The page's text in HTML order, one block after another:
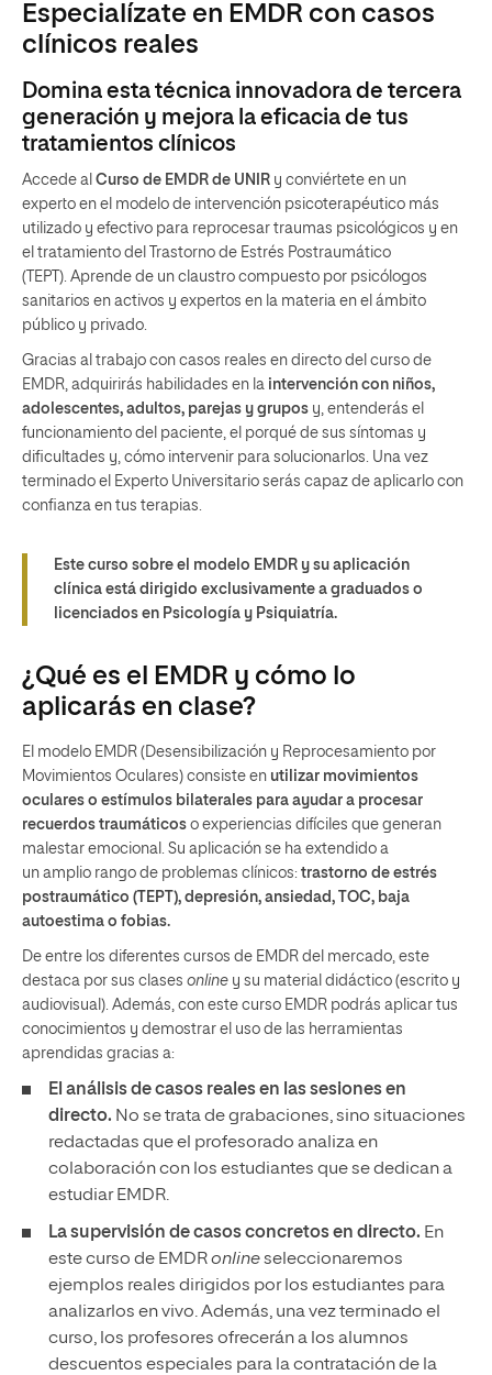
Especialízate en EMDR con casos
clínicos reales
Domina esta técnica innovadora de tercera
generación y mejora la eficacia de tus
tratamientos clínicos
Accede al Curso de EMDR de UNIR y conviértete en un
experto en el modelo de intervención psicoterapéutico más
utilizado y efectivo para reprocesar traumas psicológicos y en
el tratamiento del Trastorno de Estrés Postraumático
(TEPT). Aprende de un claustro compuesto por psicólogos
sanitarios en activos y expertos en la materia en el ámbito
público y privado.
Gracias al trabajo con casos reales en directo del curso de
EMDR, adquirirás habilidades en la intervención con niños,
adolescentes, adultos, parejas y grupos y, entenderás el
funcionamiento del paciente, el porqué de sus síntomas y
dificultades y, cómo intervenir para solucionarlos. Una vez
terminado el Experto Universitario serás capaz de aplicarlo con
confianza en tus terapias.
Este curso sobre el modelo EMDR y su aplicación
clínica está dirigido exclusivamente a graduados o
licenciados en Psicología y Psiquiatría.
¿Qué es el EMDR y cómo lo
aplicarás en clase?
El modelo EMDR (Desensibilización y Reprocesamiento por
Movimientos Oculares) consiste en utilizar movimientos
oculares o estímulos bilaterales para ayudar a procesar
recuerdos traumáticos o experiencias difíciles que generan
malestar emocional. Su aplicación se ha extendido a
un amplio rango de problemas clínicos: trastorno de estrés
postraumático (TEPT), depresión, ansiedad,
TOC, baja
autoestima o fobias.
De entre los diferentes cursos de EMDR del mercado, este
destaca por sus clases online y su material didáctico (escrito y
audiovisual). Además, con este curso EMDR podrás aplicar tus
conocimientos y demostrar el uso de las herramientas
aprendidas gracias a:
El análisis de casos reales en las sesiones en
directo. No se trata de grabaciones, sino situaciones
redactadas que el profesorado analiza en
colaboración con los estudiantes que se dedican a
estudiar EMDR.
La supervisión de casos concretos en directo. En
este curso de EMDRonlineseleccionaremos
ejemplos reales dirigidos por los estudiantes para
analizarlos en vivo. Además, una vez terminado el
curso, los profesores ofrecerán a los alumnos
descuentos especiales para la contratación de la